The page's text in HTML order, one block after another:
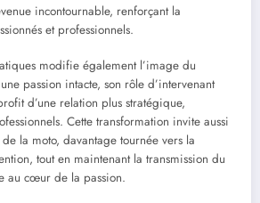
incontournable, renforçant la
et professionnels.
modifie également l’image du
passion intacte, son rôle d’intervenant
d’une relation plus stratégique,
Cette transformation invite aussi
la moto, davantage tournée vers la
tout en maintenant la transmission du
au cœur de la passion.